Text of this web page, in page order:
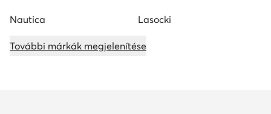
Nautica Lasocki
További márkák megjelenítése